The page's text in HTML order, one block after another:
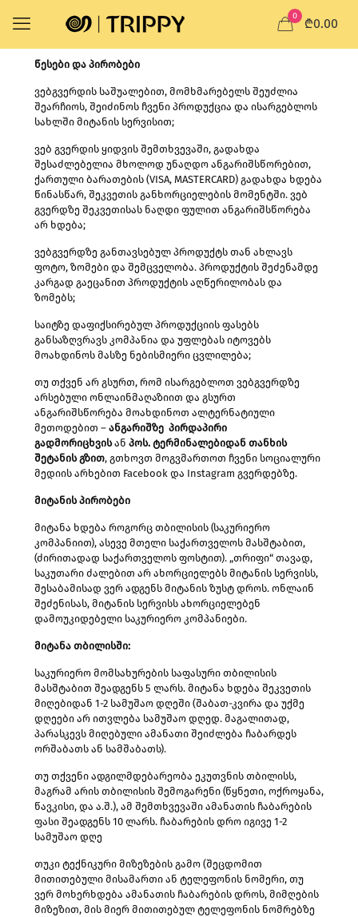
0
₾0.00
წესები და პირობები
ვებგვერდის საშუალებით, მომხმარებელს შეუძლია
შეარჩიოს, შეიძინოს ჩვენი პროდუქცია და ისარგებლოს
სახლში მიტანის სერვისით;
ვებ გვერდის ყიდვის შემთხვევაში, გადახდა
შესაძლებელია მხოლოდ უნაღდო ანგარიშსწორებით,
ქართული ბარათების (VISA, MASTERCARD) გადახდა ხდება
წინასწარ, შეკვეთის განხორციელების მომენტში. ვებ
გვერდზე შეკვეთისას ნაღდი ფულით ანგარიშსწორება
არ ხდება;
ვებგვერდზე განთავსებულ პროდუქტს თან ახლავს
ფოტო, ზომები და შემცველობა. პროდუქტის შეძენამდე
კარგად გაეცანით პროდუქტის აღწერილობას და
ზომებს;
საიტზე დაფიქსირებულ პროდუქციის ფასებს
განსაზღვრავს კომპანია და უფლებას იტოვებს
მოახდინოს მასზე ნებისმიერი ცვლილება;
თუ თქვენ არ გსურთ, რომ ისარგებლოთ ვებგვერდზე
არსებული ონლაინმაღაზიით და გსურთ
ანგარიშსწორება მოახდინოთ ალტერნატიული
მეთოდებით – ანგარიშზე პირდაპირი
გადმორიცხვისან პოს. ტერმინალებიდან თანხის
შეტანისგზით, გთხოვთ მოგვმართოთ ჩვენი სოციალური
მედიის არხებით Facebook და Instagram გვერდებზე.
მიტანისპირობები
მიტანა ხდება როგორც თბილისის (საკურიერო
კომპანიით), ასევე მთელი საქართველოს მასშტაბით,
(ძირითადად საქართველოს ფოსტით). „თრიფი“ თავად,
საკუთარი ძალებით არ ახორციელებს მიტანის სერვისს,
შესაბამისად ვერ ადგენს მიტანის ზუსტ დროს. ონლაინ
შეძენისას, მიტანის სერვისს ახორციელებენ
დამოუკიდებელი საკურიერო კომპანიები.
მიტანა თბილისში:
საკურიერო მომსახურების საფასური თბილისის
მასშტაბით შეადგენს 5 ლარს. მიტანა ხდება შეკვეთის
მიღებიდან 1-2 სამუშაო დღეში (შაბათ-კვირა და უქმე
დღეები არ ითვლება სამუშაო დღედ. მაგალითად,
პარასკევს მიღებული ამანათი შეიძლება ჩაბარდეს
ორშაბათს ან სამშაბათს).
თუ თქვენი ადგილმდებარეობა ეკუთვნის თბილისს,
მაგრამ არის თბილისის შემოგარენი (წყნეთი, ოქროყანა,
წავკისი, და ა.შ.), ამ შემთხვევაში ამანათის ჩაბარების
ფასი შეადგენს 10 ლარს. ჩაბარების დრო იგივე 1-2
სამუშაო დღე
თუკი ტექნიკური მიზეზების გამო (შეცდომით
მითითებული მისამართი ან ტელეფონის ნომერი, თუ
ვერ მოხერხდება ამანათის ჩაბარების დროს, მიმღების
მიზეზით, მის მიერ მითითებულ ტელეფონის ნომრებზე